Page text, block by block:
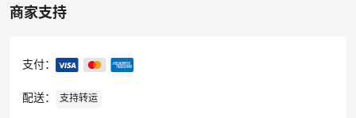
商家支持
支付：
配送： 支持转运